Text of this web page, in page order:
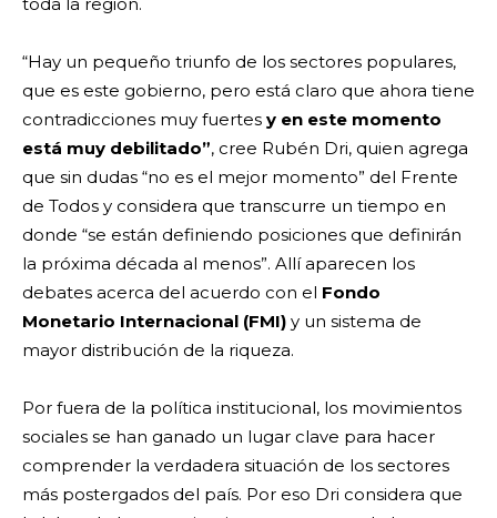
“Hay un pequeño triunfo de los sectores populares,
que es este gobierno, pero está claro que ahora tiene
contradicciones muy fuertes y en este momento
está muy debilitado”, cree Rubén Dri, quien agrega
que sin dudas “no es el mejor momento” del Frente
de Todos y considera que transcurre un tiempo en
donde “se están definiendo posiciones que definirán
la próxima década al menos”. Allí aparecen los
debates acerca del acuerdo con el Fondo
Monetario Internacional (FMI) y un sistema de
mayor distribución de la riqueza.
Por fuera de la política institucional, los movimientos
sociales se han ganado un lugar clave para hacer
comprender la verdadera situación de los sectores
más postergados del país. Por eso Dri considera que